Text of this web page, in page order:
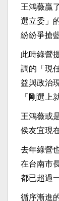
王鴻薇贏
選立委」
紛紛爭搶
此時綠營
調的「現
益與政治
「剛選上
王鴻薇或
侯友宜現
去年綠營
在台南市
都已超過
循序漸進